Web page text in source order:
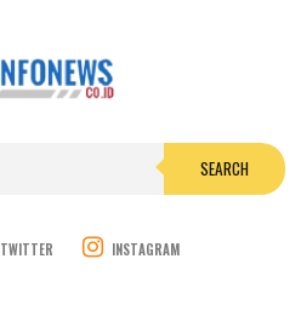
SEARCH
TWITTER INSTAGRAM